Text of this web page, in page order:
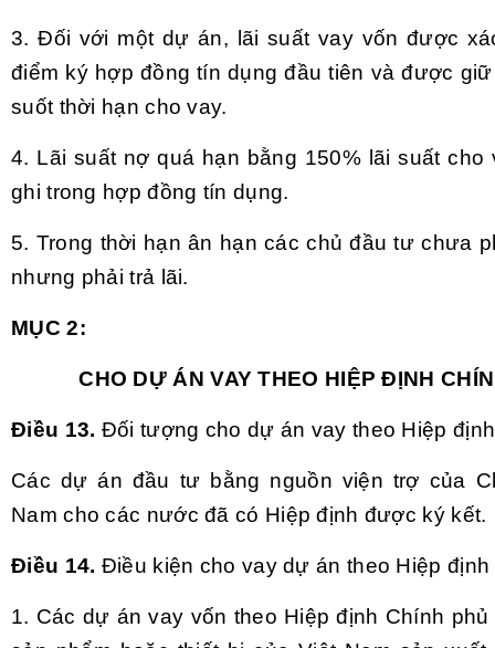
3. Đối với một dự án, lãi suất vay vốn được
điểm ký hợp đồng tín dụng đầu tiên và được
suốt thời hạn cho vay.
4. Lãi suất nợ quá hạn bằng 150% lãi suất cho
ghi trong hợp đồng tín dụng.
5. Trong thời hạn ân hạn các chủ đầu tư chưa
nhưng phải trả lãi.
MỤC 2:
CHO DỰ ÁN VAY THEO HIỆP ĐỊNH
Điều 13. Đối tượng cho dự án vay theo Hiệp
Các dự án đầu tư bằng nguồn viện trợ của
Nam cho các nước đã có Hiệp định được ký kết.
Điều 14. Điều kiện cho vay dự án theo Hiệp
1. Các dự án vay vốn theo Hiệp định Chính